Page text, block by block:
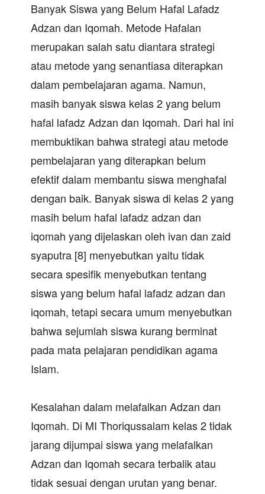
Banyak Siswa yang Belum Hafal Lafadz
Adzan dan Iqomah. Metode Hafalan
merupakan salah satu diantara strategi
atau metode yang senantiasa diterapkan
dalam pembelajaran agama. Namun,
masih banyak siswa kelas 2 yang belum
hafal lafadz Adzan dan Iqomah. Dari hal ini
membuktikan bahwa strategi atau metode
pembelajaran yang diterapkan belum
efektif dalam membantu siswa menghafal
dengan baik. Banyak siswa di kelas 2 yang
masih belum hafal lafadz adzan dan
iqomah yang dijelaskan oleh ivan dan zaid
syaputra [8] menyebutkan yaitu tidak
secara spesifik menyebutkan tentang
siswa yang belum hafal lafadz adzan dan
iqomah, tetapi secara umum menyebutkan
bahwa sejumlah siswa kurang berminat
pada mata pelajaran pendidikan agama
Islam.
Kesalahan dalam melafalkan Adzan dan
Iqomah. Di MI Thoriqussalam kelas 2 tidak
jarang dijumpai siswa yang melafalkan
Adzan dan Iqomah secara terbalik atau
tidak sesuai dengan urutan yang benar.